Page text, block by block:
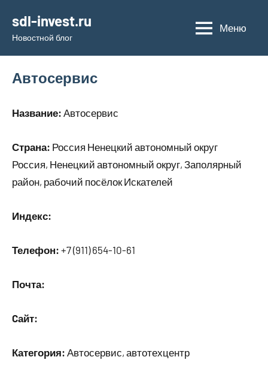
содержимому
sdl-invest.ru
Новостной блог
Меню
Автосервис
Название: Автосервис
Страна: Россия Ненецкий автономный округ
Россия, Ненецкий автономный округ, Заполярный
район, рабочий посёлок Искателей
Индекс:
Телефон: +7 (911) 654-10-61
Почта:
Cайт:
Категория: Автосервис, автотехцентр